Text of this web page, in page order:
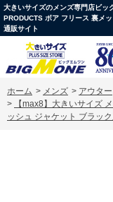
大きいサイズのメンズ専門店ビ
PRODUCTS ボア フリース 裏メ
通販サイト
ホーム > メンズ > アウター
>
【max8】大きいサイズ
ッシュ ジャケット ブラッ